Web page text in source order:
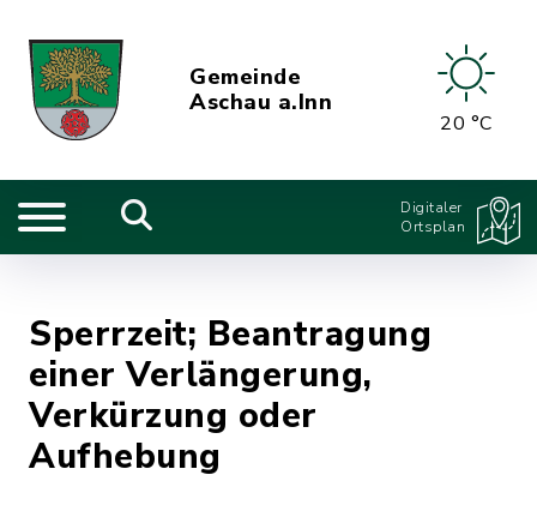
Gemeinde
Aschau a.Inn
20 °C
Digitaler
Ortsplan
Sperrzeit; Beantragung
einer Verlängerung,
Verkürzung oder
Aufhebung